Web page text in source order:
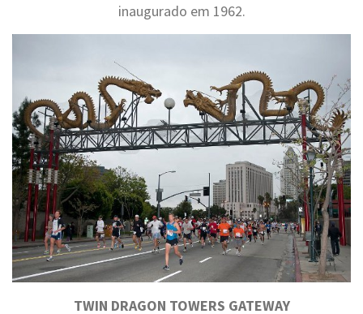
inaugurado em 1962.
TWIN DRAGON TOWERS GATEWAY